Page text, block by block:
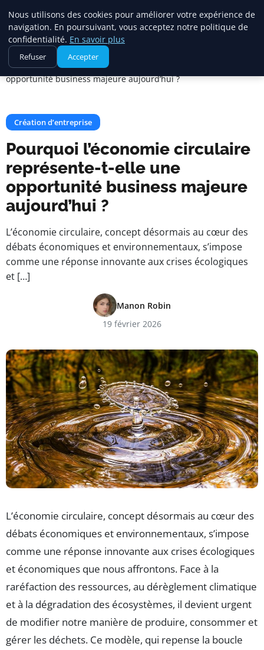
Maadi Gazette
Accueil
Création d’entreprise
Pourquoi l’économie circulaire représente-t-elle une
opportunité business majeure aujourd’hui ?
Création d’entreprise
Pourquoi l’économie circulaire
représente-t-elle une
opportunité business majeure
aujourd’hui ?
L’économie circulaire, concept désormais au cœur des
débats économiques et environnementaux, s’impose
comme une réponse innovante aux crises écologiques
et […]
Manon Robin
19 février 2026
L’économie circulaire, concept désormais au cœur des
débats économiques et environnementaux, s’impose
comme une réponse innovante aux crises écologiques
et économiques que nous affrontons. Face à la
raréfaction des ressources, au dérèglement climatique
et à la dégradation des écosystèmes, il devient urgent
de modifier notre manière de produire, consommer et
gérer les déchets. Ce modèle, qui repense la boucle
Nous utilisons des cookies pour améliorer votre expérience de
navigation. En poursuivant, vous acceptez notre politique de
confidentialité. En savoir plus
Refuser Accepter